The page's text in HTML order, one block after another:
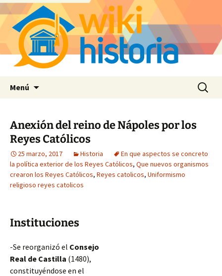
Menú Buscar:
Anexión del reino de Nápoles por los
Reyes Católicos
25 marzo, 2017 Historia
En que aspectos se concreto
la política exterior de los Reyes Católicos, Que nuevos organismos
crearon los Reyes Católicos, Reyes catolicos, Uniformismo
religioso reyes catolicos
Instituciones
-Se reorganizó el Consejo
Real de Castilla (1480),
constituyéndose en el